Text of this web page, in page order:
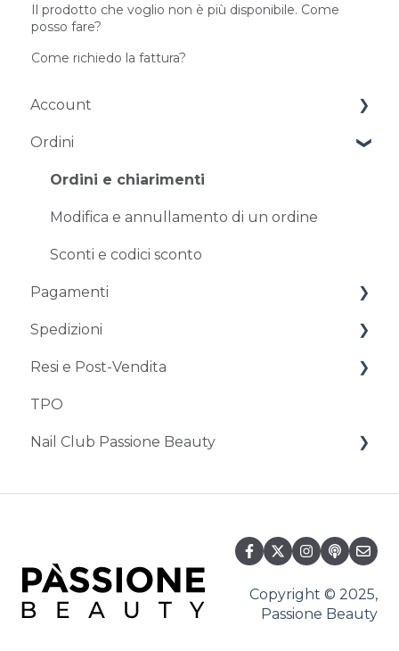
Il prodotto che voglio non è più disponibile. Come
posso fare?
Come richiedo la fattura?
Account
Gestione dell'account
Problemi di accesso
Ordini
Ordini e chiarimenti
Modifica e annullamento di un ordine
Sconti e codici sconto
Pagamenti
Metodi di pagamento
Problemi con il pagamento
Spedizioni
Tempistiche e costi
Problemi con la consegna
Resi e Post-Vendita
Resi e restituzioni
Assistenza post-vendita
TPO
Nail Club Passione Beauty
Fedeltà
Copyright © 2025,
Passione Beauty